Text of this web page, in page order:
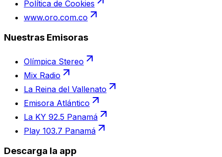
Política de Cookies
www.oro.com.co
Nuestras Emisoras
Olímpica Stereo
Mix Radio
La Reina del Vallenato
Emisora Atlántico
La KY 92.5 Panamá
Play 103.7 Panamá
Descarga la app